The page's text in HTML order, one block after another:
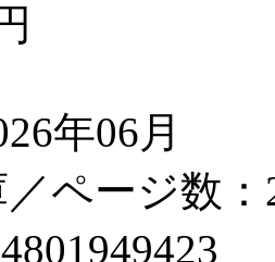
年06月
ページ数：